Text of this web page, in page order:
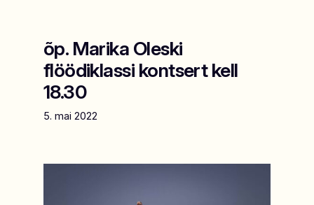
õp. Marika Oleski
flöödiklassi kontsert kell
18.30
5. mai 2022